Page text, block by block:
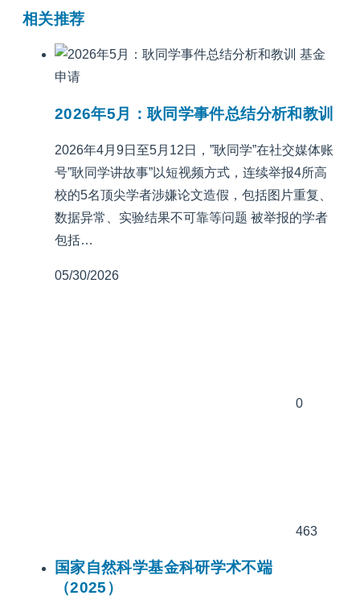
相关推荐
基金
申请
2026年5月：耿同学事件总结分析和教训
2026年4月9日至5月12日，”耿同学”在社交媒体账
号”耿同学讲故事”以短视频方式，连续举报4所高
校的5名顶尖学者涉嫌论文造假，包括图片重复、
数据异常、实验结果不可靠等问题 被举报的学者
包括…
05/30/2026
0
463
国家自然科学基金科研学术不端
（2025）